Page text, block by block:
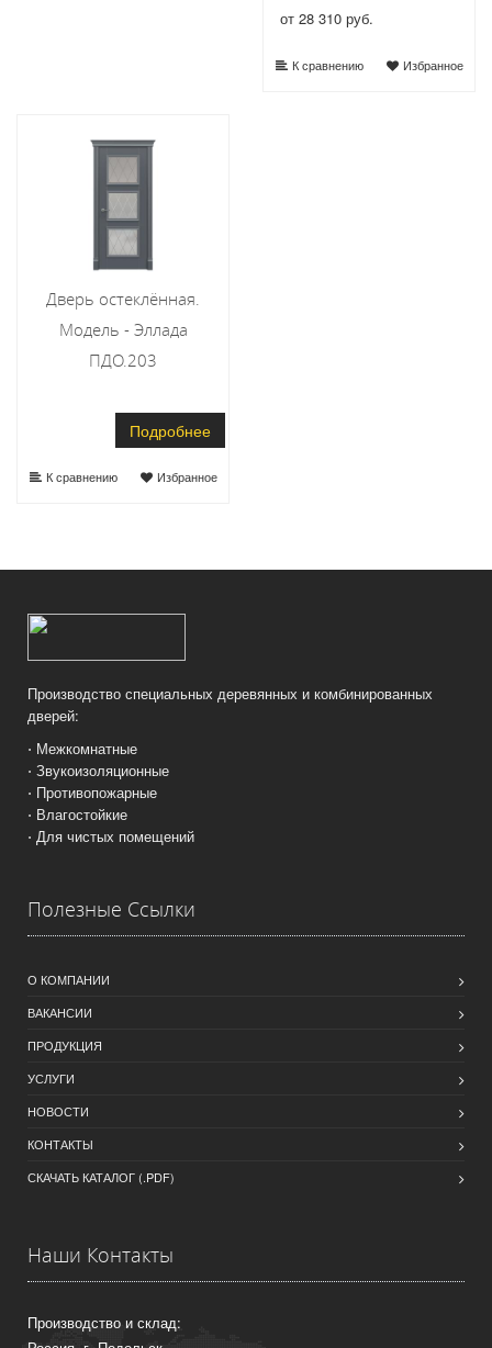
от 28 310 руб.
К сравнению Избранное
Дверь остеклённая.
Модель - Эллада
ПДО.203
Подробнее
К сравнению Избранное
Производство специальных деревянных и комбинированных
дверей:
⋅ Межкомнатные
⋅ Звукоизоляционные
⋅ Противопожарные
⋅ Влагостойкие
⋅ Для чистых помещений
Полезные Ссылки
О КОМПАНИИ
ВАКАНСИИ
ПРОДУКЦИЯ
УСЛУГИ
НОВОСТИ
КОНТАКТЫ
СКАЧАТЬ КАТАЛОГ (.PDF)
Наши Контакты
Производство и склад: